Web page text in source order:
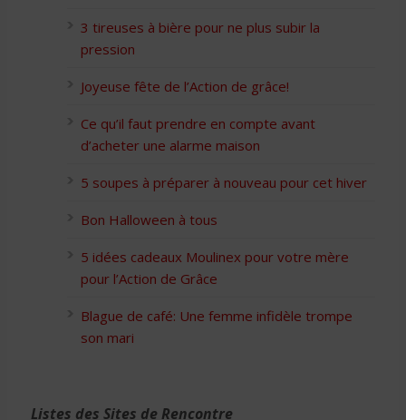
3 tireuses à bière pour ne plus subir la
pression
Joyeuse fête de l’Action de grâce!
Ce qu’il faut prendre en compte avant
d’acheter une alarme maison
5 soupes à préparer à nouveau pour cet hiver
Bon Halloween à tous
5 idées cadeaux Moulinex pour votre mère
pour l’Action de Grâce
Blague de café: Une femme infidèle trompe
son mari
Listes des Sites de Rencontre